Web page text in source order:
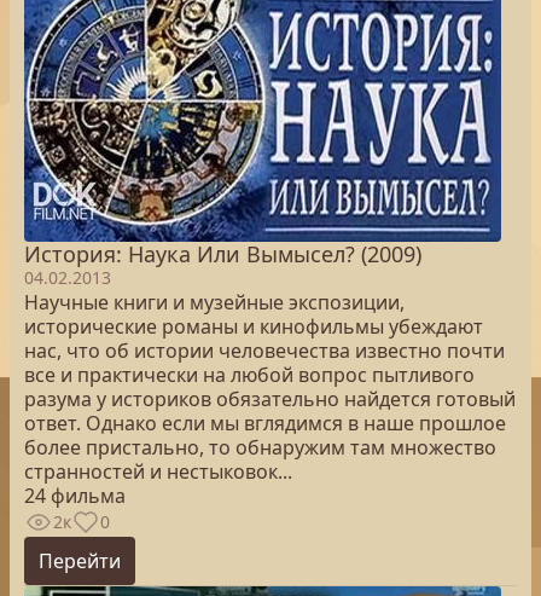
История: Наука Или Вымысел? (2009)
04.02.2013
Научные книги и музейные экспозиции,
исторические романы и кинофильмы убеждают
нас, что об истории человечества известно почти
все и практически на любой вопрос пытливого
разума у историков обязательно найдется готовый
ответ. Однако если мы вглядимся в наше прошлое
более пристально, то обнаружим там множество
странностей и нестыковок...
24 фильма
2к 0
Перейти